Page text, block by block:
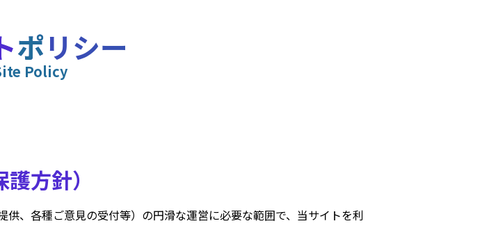
ポリシー
Policy
方針）
、各種ご意見の受付等）の円滑な運営に必要な範囲で、当サイトを利